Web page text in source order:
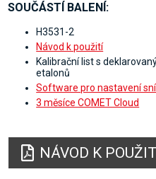
SOUČÁSTÍ BALENÍ:
H3531-2
Návod k použití
Kalibrační list s
etalonů
Software pro nastavení
3 měsíce COMET Cloud
NÁVOD K